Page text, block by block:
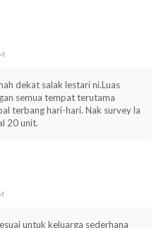
dekat salak lestari ni.Luas
semua tempat terutama
terbang hari-hari. Nak survey la
20 unit.
untuk keluarga sederhana